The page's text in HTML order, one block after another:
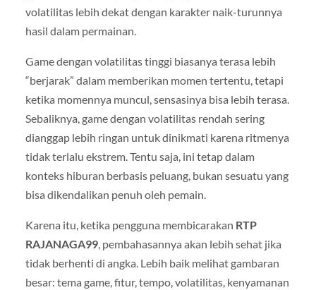
volatilitas lebih dekat dengan karakter naik-turunnya
hasil dalam permainan.
Game dengan volatilitas tinggi biasanya terasa lebih
“berjarak” dalam memberikan momen tertentu, tetapi
ketika momennya muncul, sensasinya bisa lebih terasa.
Sebaliknya, game dengan volatilitas rendah sering
dianggap lebih ringan untuk dinikmati karena ritmenya
tidak terlalu ekstrem. Tentu saja, ini tetap dalam
konteks hiburan berbasis peluang, bukan sesuatu yang
bisa dikendalikan penuh oleh pemain.
Karena itu, ketika pengguna membicarakan RTP
RAJANAGA99, pembahasannya akan lebih sehat jika
tidak berhenti di angka. Lebih baik melihat gambaran
besar: tema game, fitur, tempo, volatilitas, kenyamanan